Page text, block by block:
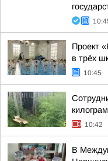
Проект
в трёх
10:45
10:42
В